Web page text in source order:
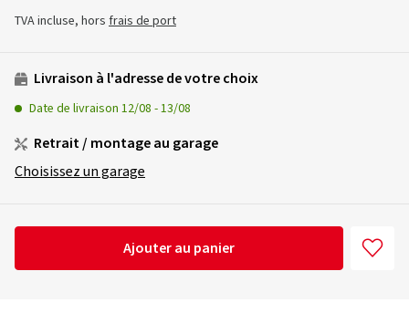
TVA incluse, hors frais de port
Livraison à l'adresse de votre choix
Date de livraison 12/08 -13/08
Retrait / montage au garage
Choisissez un garage
Ajouter au panier